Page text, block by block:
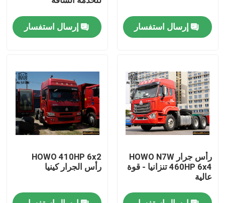
ضبط الجودة
اتصل بنا
أخبار
جميع القضايا
شاحنة هوو
رأس الجرار
إرسال استفسار إرسال استفسار
رأس جرار HOWO N7W
460HP 6x4 تنزانيا - قوة
عالية
HOWO 410HP 6x2
رأس الجرار كينيا